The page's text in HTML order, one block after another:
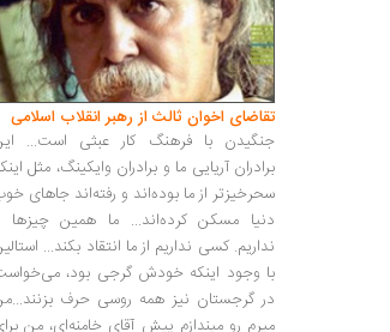
تقاضای اخوان ثالث از رهبر انقلاب اسلامی
جنگیدن با فرهنگ کار عبثی است...
برادران آریایی ما و برادران وایکینگ، مثل
سحرخیزتر از ما بوده‌اند و رفته‌اند جاهای
دنیا مسکن کرده‌اند... ما همین چیزها
نداریم. کسی نداریم از ما انتقاد بکند...
با وجود اینکه خودش گرجی بود،
در گرجستان نیز همه روسی حرف
میرم رو میندازم پیش آقای خامنه‌ای، من